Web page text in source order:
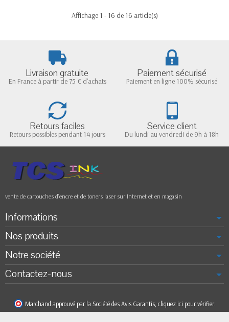
Affichage 1 - 16 de 16 article(s)
Livraison gratuite
En France à partir de 75 € d'achats
Paiement sécurisé
Paiement en ligne 100% sécurisé
Retours faciles
Retours possibles pendant 14 jours
Service client
Du lundi au vendredi de 9h à 18h
vente de cartouches d'encre et de toners laser sur Internet et en magasin
Informations
Nos produits
Notre société
Contactez-nous
Marchand approuvé par la Société des Avis Garantis, cliquez ici pour vérifier.